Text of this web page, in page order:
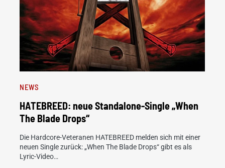
NEWS
HATEBREED: neue Standalone-Single „When
The Blade Drops“
Die Hardcore-Veteranen HATEBREED melden sich mit einer
neuen Single zurück: „When The Blade Drops“ gibt es als
Lyric-Video…